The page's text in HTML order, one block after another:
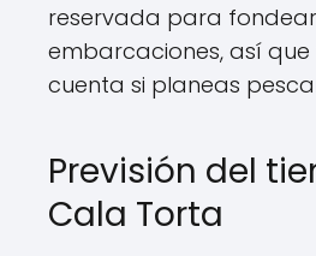
reservada para fondear
embarcaciones, así que
cuenta si planeas
Previsión del
Cala Torta